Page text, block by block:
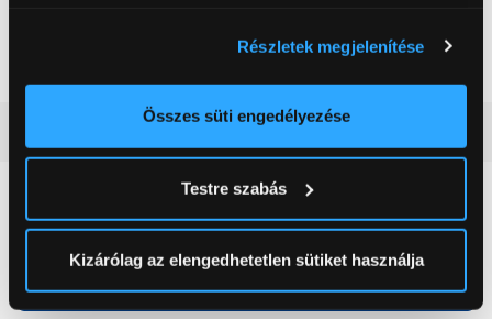
elhelyezkedéséről pár méteres pontossággal
Az Ön készülékén beazonosítása annak konkrét
módjairól és adja meg preferenciáit aRészletek
pontban. Bármikor módosíthatja vagy visszavonhatja a
Sütinyilatkozathoz való hozzájárulását.
Részletek megjelenítése
Összes süti engedélyezése
Testre szabás
Kizárólag az elengedhetetlen sütiket használja
179 999 Ft
0